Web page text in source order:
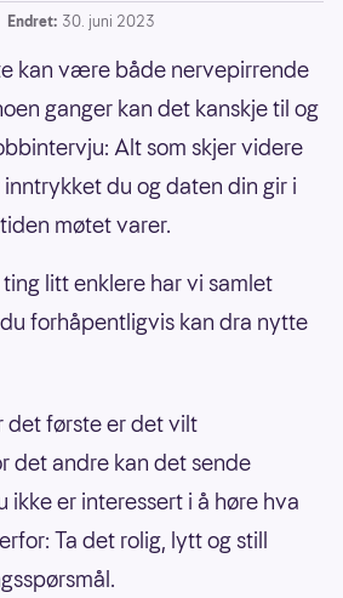
Endret: 30. juni 2023
kan være både nervepirrende
ganger kan det kanskje til og
Alt som skjer videre
du og daten din gir i
møtet varer.
litt enklere har vi samlet
forhåpentligvis kan dra nytte
det første er det vilt
det andre kan det sende
ikke er interessert i å høre hva
Ta det rolig, lytt og still